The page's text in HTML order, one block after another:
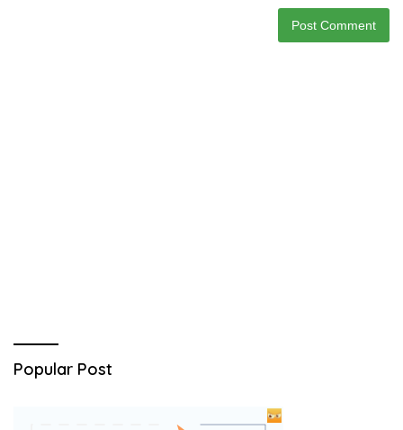
Popular Post